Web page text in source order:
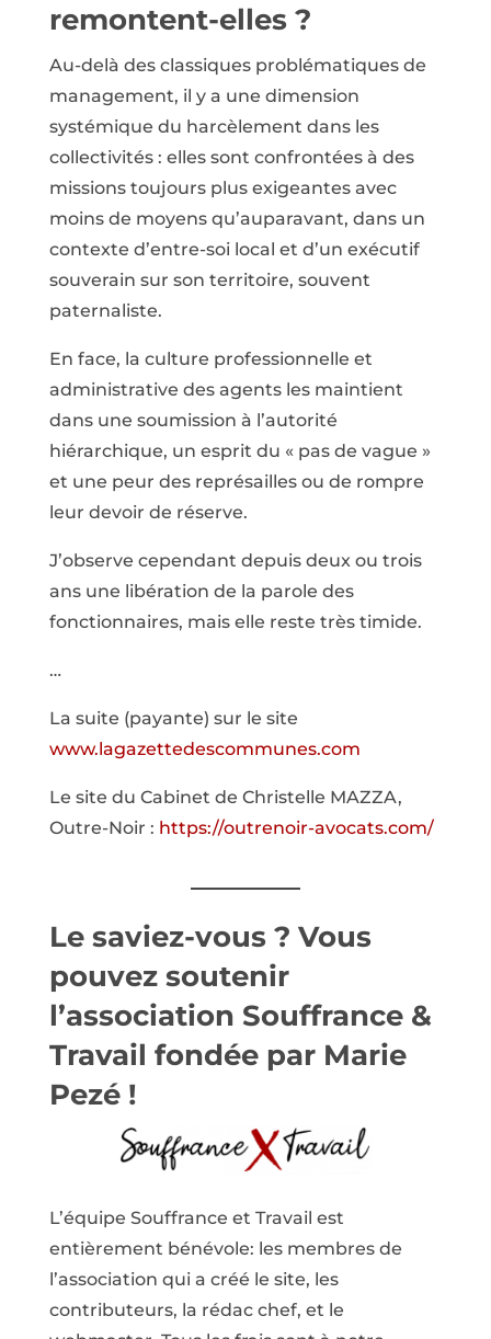
remontent-elles ?
Au-delà des classiques problématiques de
management, il y a une dimension
systémique du harcèlement dans les
collectivités : elles sont confrontées à des
missions toujours plus exigeantes avec
moins de moyens qu’auparavant, dans un
contexte d’entre-soi local et d’un exécutif
souverain sur son territoire, souvent
paternaliste.
En face, la culture professionnelle et
administrative des agents les maintient
dans une soumission à l’autorité
hiérarchique, un esprit du « pas de vague »
et une peur des représailles ou de rompre
leur devoir de réserve.
J’observe cependant depuis deux ou trois
ans une libération de la parole des
fonctionnaires, mais elle reste très timide.
…
La suite (payante) sur le site
www.lagazettedescommunes.com
Le site du Cabinet de Christelle MAZZA,
Outre-Noir : https://outrenoir-avocats.com/
Le saviez-vous ? Vous
pouvez soutenir
l’association Souffrance &
Travail fondée par Marie
Pezé !
L’équipe Souffrance et Travail est
entièrement bénévole: les membres de
l’association qui a créé le site, les
contributeurs, la rédac chef, et le